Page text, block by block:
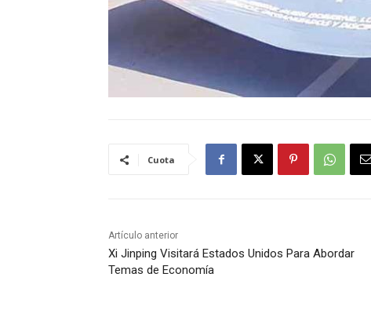
Cuota
Artículo anterior
Xi Jinping Visitará Estados Unidos Para Abordar
Temas de Economía